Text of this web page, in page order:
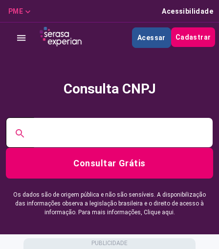
PME Acessibilidade
Acessar Cadastrar
Consulta CNPJ
Consultar Grátis
Os dados são de origem pública e não são sensíveis. A disponibilização
das informações observa a legislação brasileira e o direito de acesso à
informação. Para mais informações, Clique aqui.